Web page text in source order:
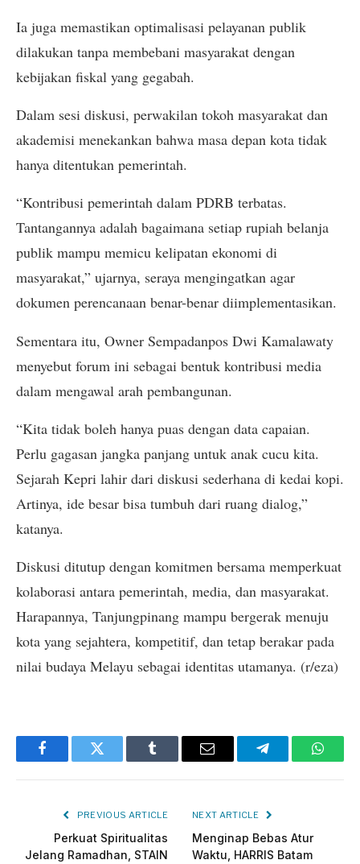
Ia juga memastikan optimalisasi pelayanan publik
dilakukan tanpa membebani masyarakat dengan
kebijakan fiskal yang gegabah.
Dalam sesi diskusi, perwakilan tokoh masyarakat dan
akademisi menekankan bahwa masa depan kota tidak
hanya ditentukan pemerintah.
“Kontribusi pemerintah dalam PDRB terbatas.
Tantangannya adalah bagaimana setiap rupiah belanja
publik mampu memicu kelipatan ekonomi di
masyarakat,” ujarnya, seraya mengingatkan agar
dokumen perencanaan benar-benar diimplementasikan.
Sementara itu, Owner Sempadanpos Dwi Kamalawaty
menyebut forum ini sebagai bentuk kontribusi media
dalam mengawal arah pembangunan.
“Kita tidak boleh hanya puas dengan data capaian.
Perlu gagasan jangka panjang untuk anak cucu kita.
Sejarah Kepri lahir dari diskusi sederhana di kedai kopi.
Artinya, ide besar bisa tumbuh dari ruang dialog,”
katanya.
Diskusi ditutup dengan komitmen bersama memperkuat
kolaborasi antara pemerintah, media, dan masyarakat.
Harapannya, Tanjungpinang mampu bergerak menuju
kota yang sejahtera, kompetitif, dan tetap berakar pada
nilai budaya Melayu sebagai identitas utamanya. (r/eza)
FacebookTwitter Tumblr Email Telegram
PREVIOUS ARTICLE
Perkuat Spiritualitas
Jelang Ramadhan, STAIN
NEXT ARTICLE
Menginap Bebas Atur
Waktu, HARRIS Batam